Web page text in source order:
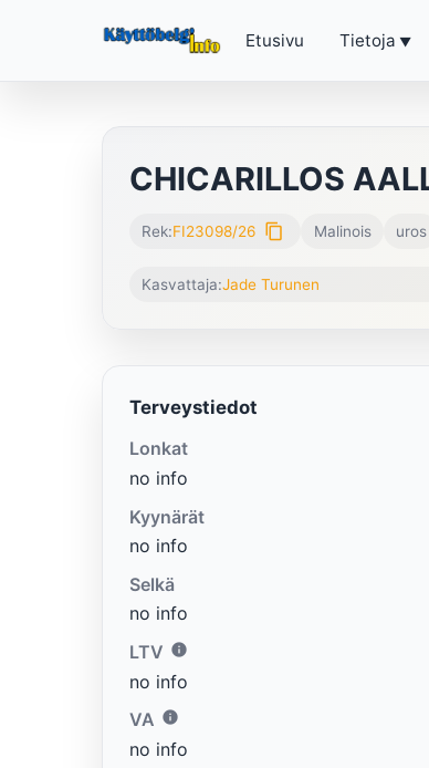
Etusivu Tietoja
CHICARILLOS
Rek:FI23098/26 content_copy Malinois uros
Kasvattaja:Jade Turunen
Terveystiedot
Lonkat
no info
Kyynärät
no info
Selkä
no info
LTV
no info
VA
no info